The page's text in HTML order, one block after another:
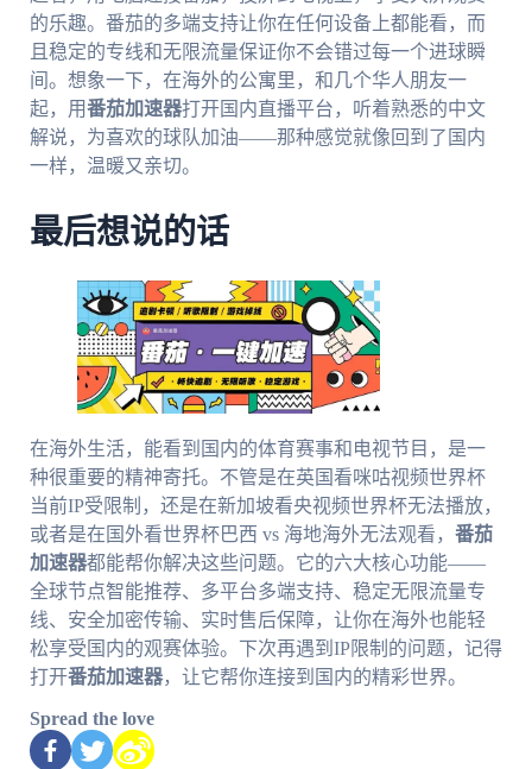
的乐趣。番茄的多端支持让你在任何设备上都能看，而
且稳定的专线和无限流量保证你不会错过每一个进球瞬
间。想象一下，在海外的公寓里，和几个华人朋友一
起，用番茄加速器打开国内直播平台，听着熟悉的中文
解说，为喜欢的球队加油——那种感觉就像回到了国内
一样，温暖又亲切。
最后想说的话
在海外生活，能看到国内的体育赛事和电视节目，是一
种很重要的精神寄托。不管是在英国看咪咕视频世界杯
当前IP受限制，还是在新加坡看央视频世界杯无法播放，
或者是在国外看世界杯巴西 vs 海地海外无法观看， 番茄
加速器都能帮你解决这些问题。它的六大核心功能——
全球节点智能推荐、多平台多端支持、稳定无限流量专
线、安全加密传输、实时售后保障，让你在海外也能轻
松享受国内的观赛体验。下次再遇到IP限制的问题，记得
打开番茄加速器，让它帮你连接到国内的精彩世界。
Spread the love